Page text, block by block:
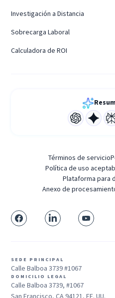
Investigación a Distancia
Sobrecarga Laboral
Calculadora de ROI
Términos de servicio
Política de uso
Plataforma para
Anexo de
SEDE PRINCIPAL
Calle Balboa 3739 #1067
DOMICILIO LEGAL
Calle Balboa 3739, #1067
San Francisco, CA 94121, EE. UU.